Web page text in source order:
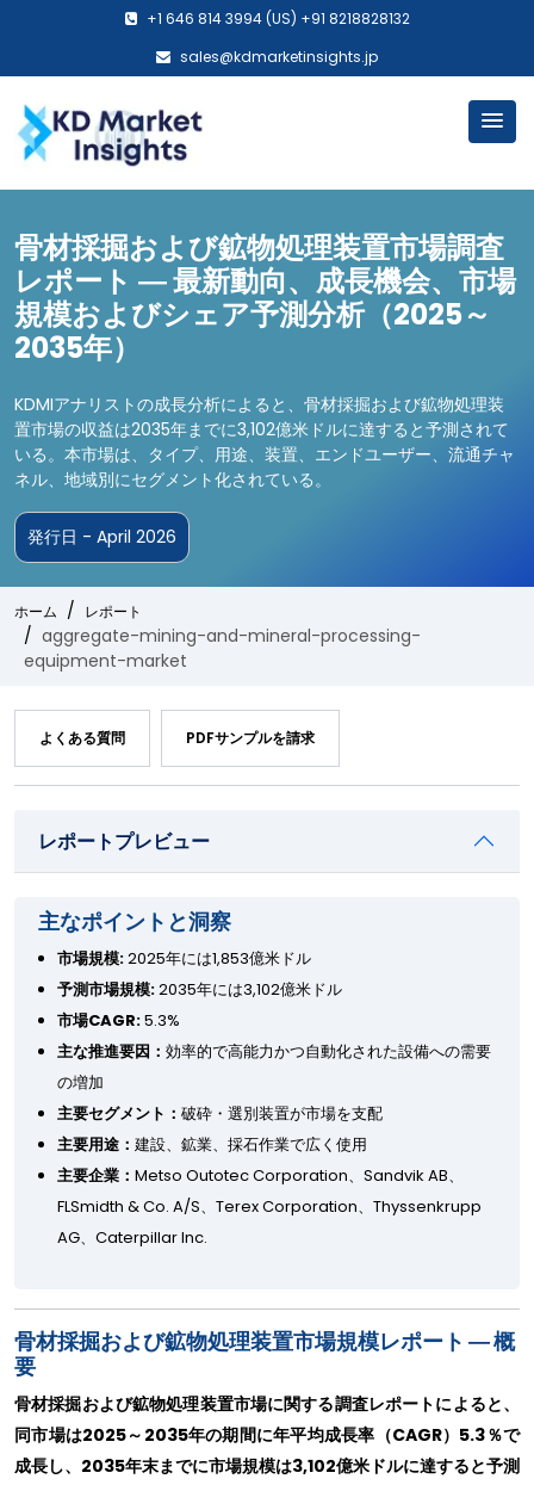
+1 646 814 3994 (US) +91 8218828132
sales@kdmarketinsights.jp
骨材採掘および鉱物処理装置市場調査
レポート ― 最新動向、成長機会、市場
規模およびシェア予測分析（2025～
2035年）
KDMIアナリストの成長分析によると、骨材採掘および鉱物処理装
置市場の収益は2035年までに3,102億米ドルに達すると予測されて
いる。本市場は、タイプ、用途、装置、エンドユーザー、流通チャ
ネル、地域別にセグメント化されている。
発行日 - April 2026
ホーム レポート
aggregate-mining-and-mineral-processing-
equipment-market
よくある質問 PDFサンプルを請求
レポートプレビュー
主なポイントと洞察
市場規模:2025年には1,853億米ドル
予測市場規模:2035年には3,102億米ドル
市場CAGR:5.3%
主な推進要因： 効率的で高能力かつ自動化された設備への需要
の増加
主要セグメント： 破砕・選別装置が市場を支配
主要用途： 建設、鉱業、採石作業で広く使用
主要企業： Metso Outotec Corporation、Sandvik AB、
FLSmidth & Co. A/S、Terex Corporation、Thyssenkrupp
AG、Caterpillar Inc.
骨材採掘および鉱物処理装置市場規模レポート ― 概
要
骨材採掘および鉱物処理装置市場に関する調査レポートによると、
同市場は2025～2035年の期間に年平均成長率（CAGR）5.3％で
成長し、2035年末までに市場規模は3,102億米ドルに達すると予測